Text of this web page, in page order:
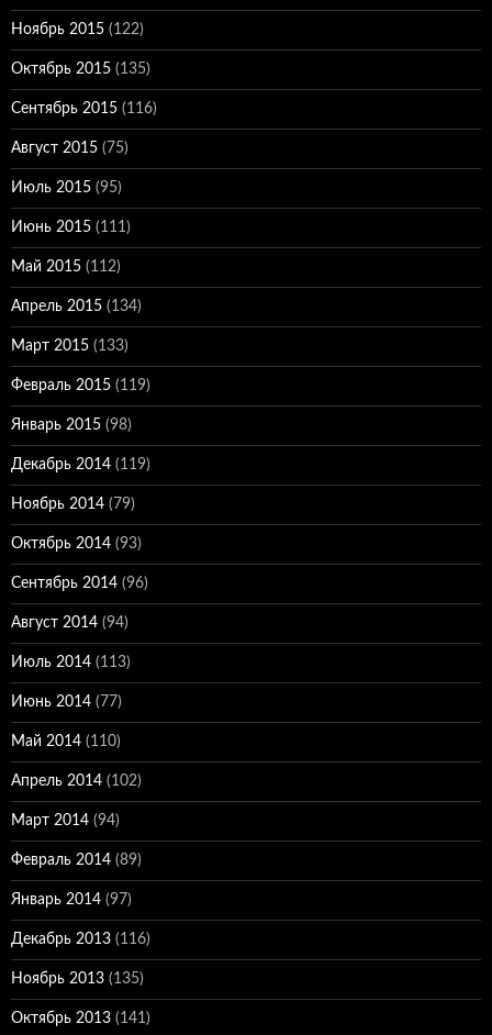
Ноябрь 2015 (122)
Октябрь 2015 (135)
Сентябрь 2015 (116)
Август 2015 (75)
Июль 2015 (95)
Июнь 2015 (111)
Май 2015 (112)
Апрель 2015 (134)
Март 2015 (133)
Февраль 2015 (119)
Январь 2015 (98)
Декабрь 2014 (119)
Ноябрь 2014 (79)
Октябрь 2014 (93)
Сентябрь 2014 (96)
Август 2014 (94)
Июль 2014 (113)
Июнь 2014 (77)
Май 2014 (110)
Апрель 2014 (102)
Март 2014 (94)
Февраль 2014 (89)
Январь 2014 (97)
Декабрь 2013 (116)
Ноябрь 2013 (135)
Октябрь 2013 (141)